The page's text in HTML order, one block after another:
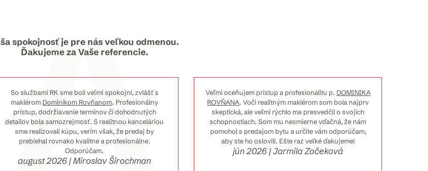
spokojnosť je pre nás veľkou odmenou.
Ďakujeme za Vaše referencie.
So službami RK sme boli veľmi spokojní, zvlášť s
maklérom Dominikom Rovňanom. Profesionálny
prístup, dodržiavanie termínov či dohodnutých
detailov bola samozrejmosť. S realitnou kanceláriou
sme realizovali kúpu, verím však, že predaj by
prebiehal rovnako kvalitne a profesionálne.
Odporúčam.
august 2026 | Miroslav Širochman
Veľmi oceňujem prístup a profesionalitu p. DOMINIKA
ROVŇANA. Voči realitným maklérom som bola najprv
skeptická, ale veľmi rýchlo ma presvedčil o svojich
schopnostiach. Som mu nesmierne vďačná, že nám
pomohol s predajom bytu a určite vám odporúčam,
aby ste ho oslovili. Ešte raz veľké ďakujeme!
jún 2026 | Jarmila Zočeková